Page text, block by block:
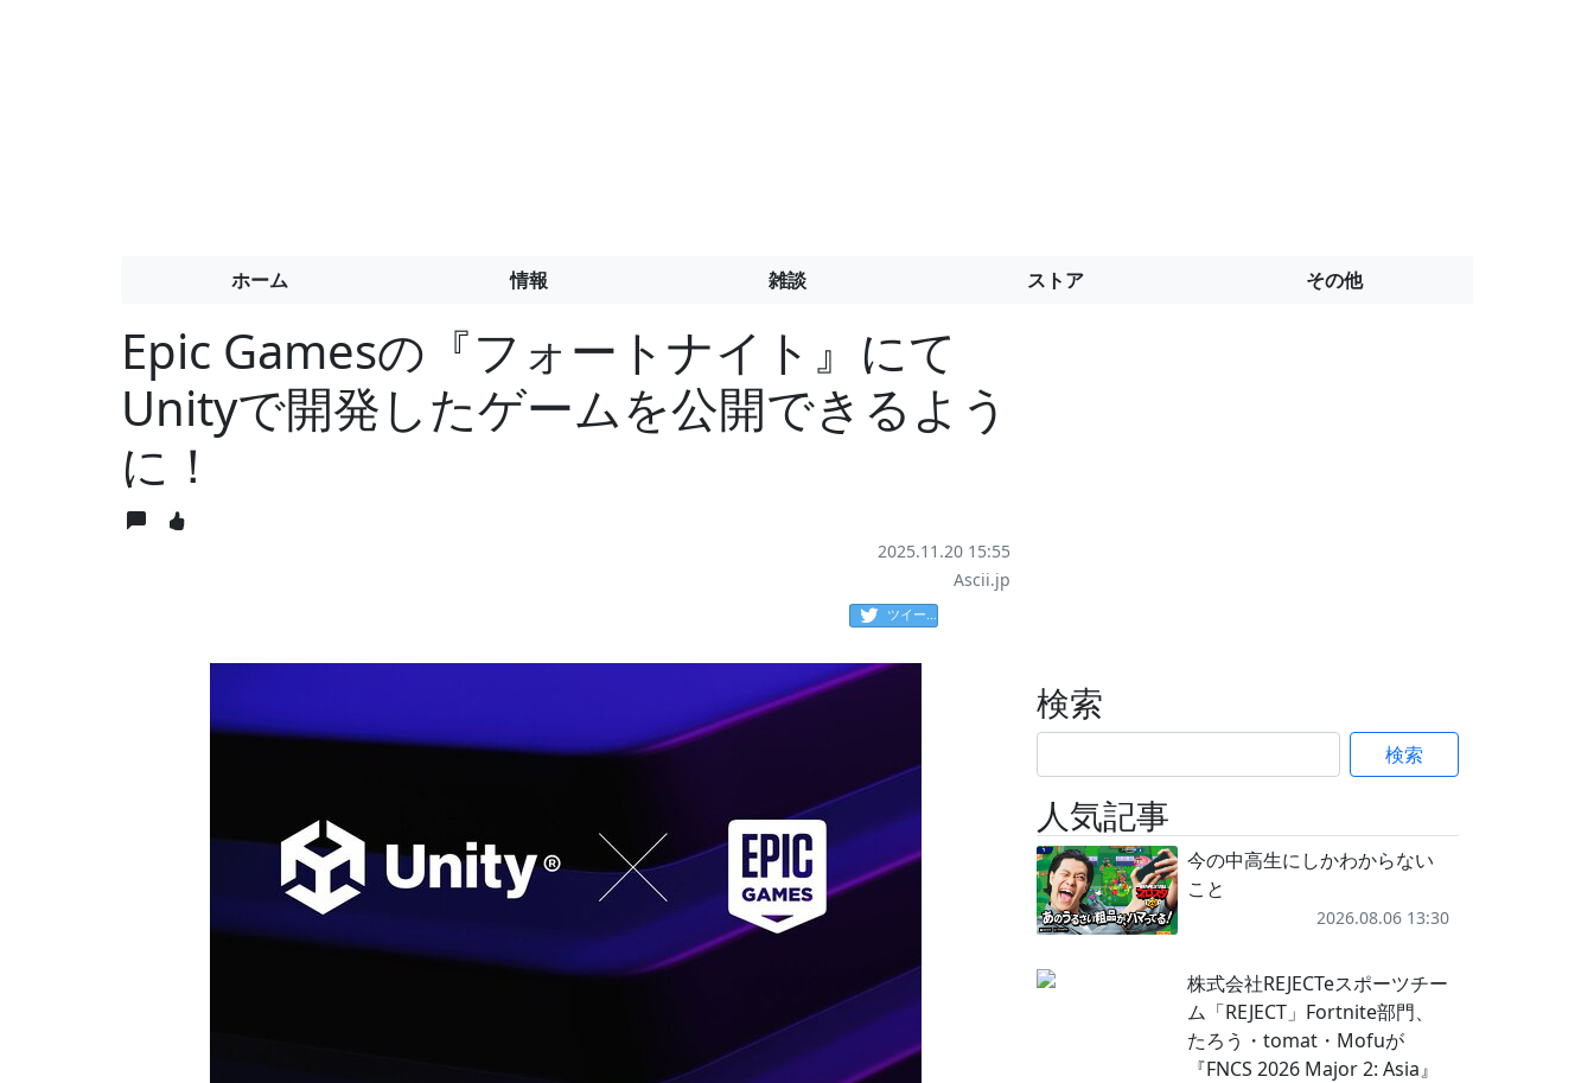
ホーム 情報 雑談 ストア その他
Epic Gamesの『フォートナイト』にて
Unityで開発したゲームを公開できるよう
に！
2025.11.20 15:55
Ascii.jp
ツイート
検索
検索
人気記事
今の中高生にしかわからない
こと
2026.08.06 13:30
株式会社REJECTeスポーツチー
ム「REJECT」Fortnite部門、
たろう・tomat・Mofuが
『FNCS 2026 Major 2: Asia』